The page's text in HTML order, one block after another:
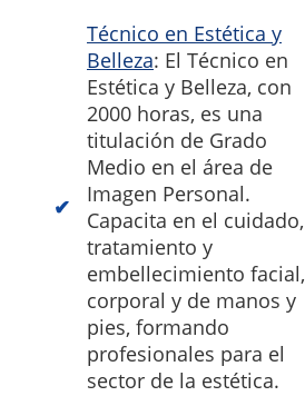
Técnico en Estética y
Belleza: El Técnico en
Estética y Belleza, con
2000 horas, es una
titulación de Grado
Medio en el área de
Imagen Personal.
Capacita en el cuidado,
tratamiento y
embellecimiento facial,
corporal y de manos y
pies, formando
profesionales para el
sector de la estética.